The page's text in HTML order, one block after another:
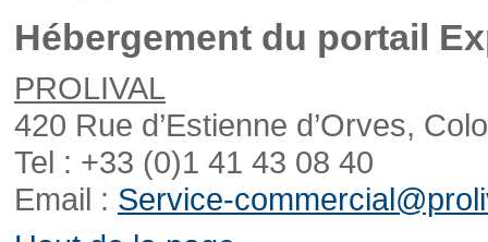
Hébergement du portail
PROLIVAL
420 Rue d’Estienne d’Orves,
Tel : +33 (0)1 41 43 08 40
Email : Service-